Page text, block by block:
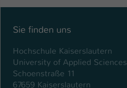
Sie finden uns
Hochschule Kaiserslautern
University of Applied Sciences
Schoenstraße 11
67659 Kaiserslautern